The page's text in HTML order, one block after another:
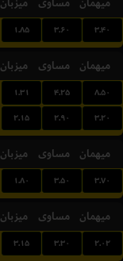
۱.۸۵ ۳.۶۰ ۳.۴۰
میزبان مساوی میهمان
۱.۳۱ ۴.۲۵ ۸.۵۰
۲.۱۵ ۲.۹۰ ۳.۲۰
میزبان مساوی میهمان
۱.۸۰ ۳.۵۰ ۳.۷۰
میزبان مساوی میهمان
۳.۱۵ ۳.۳۰ ۲.۰۲